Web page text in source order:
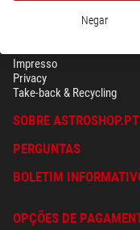
Impresso
Privacy
Take-back & Recycling
SOBRE ASTROSHOP.PT
PERGUNTAS
BOLETIM
OPÇÕES DE
Negar